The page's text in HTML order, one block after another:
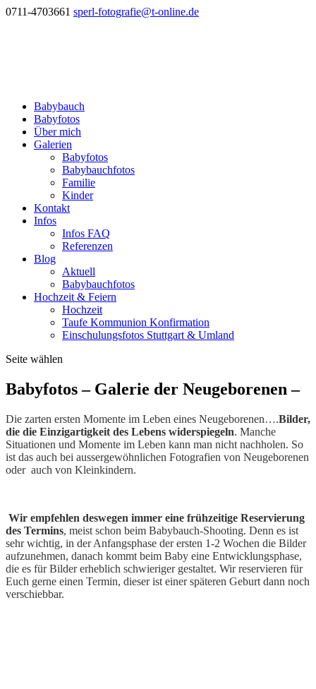
0711-4703661 sperl-fotografie@t-online.de
Babybauch
Babyfotos
Über mich
Galerien
Babyfotos
Babybauchfotos
Familie
Kinder
Kontakt
Infos
Infos FAQ
Referenzen
Blog
Aktuell
Babybauchfotos
Hochzeit & Feiern
Hochzeit
Taufe Kommunion Konfirmation
Einschulungsfotos Stuttgart & Umland
Seite wählen
Babyfotos – Galerie der Neugeborenen –
Die zarten ersten Momente im Leben eines Neugeborenen….Bilder,
die die Einzigartigkeit des Lebens widerspiegeln. Manche
Situationen und Momente im Leben kann man nicht nachholen. So
ist das auch bei aussergewöhnlichen Fotografien von Neugeborenen
oder auch von Kleinkindern.
Wir empfehlen deswegen immer eine frühzeitige Reservierung
des Termins, meist schon beim Babybauch-Shooting. Denn es ist
sehr wichtig, in der Anfangsphase der ersten 1-2 Wochen die Bilder
aufzunehmen, danach kommt beim Baby eine Entwicklungsphase,
die es für Bilder erheblich schwieriger gestaltet. Wir reservieren für
Euch gerne einen Termin, dieser ist einer späteren Geburt dann noch
verschiebbar.